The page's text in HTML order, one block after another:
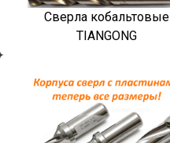
Сверла кобальтовые
TIANGONG